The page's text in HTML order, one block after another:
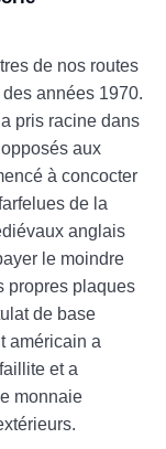
de nos routes
années 1970.
pris racine dans
aux
à concocter
de la
anglais
le moindre
propres plaques
de base
américain a
et a
monnaie